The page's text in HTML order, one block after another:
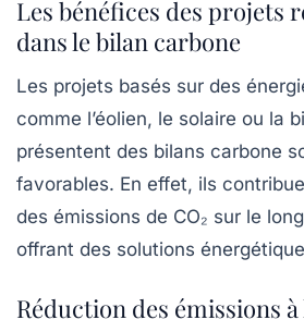
Les bénéfices des projets
dans le bilan carbone
Les projets basés sur des
comme l’éolien, le solaire ou la
présentent des bilans carbone
favorables. En effet, ils
des émissions de CO₂ sur le
offrant des solutions
Réduction des émissions